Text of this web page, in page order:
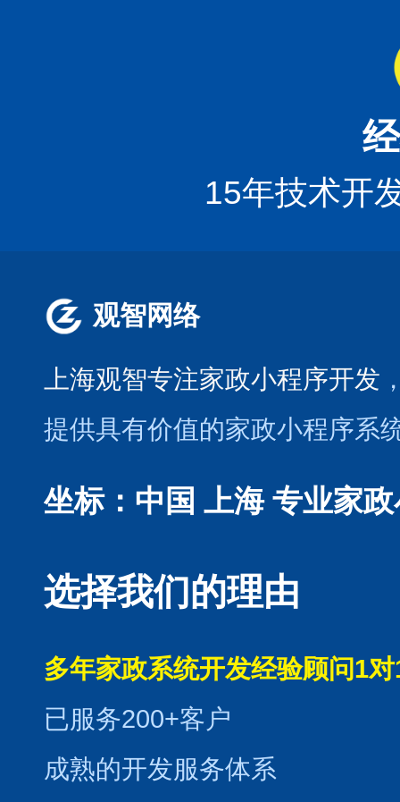
15年技术开
观智网络
上海观智专注家政小程序开发
提供具有价值的家政小程序系
坐标：中国 上海 专业家
选择我们的理由
多年家政系统开发经验顾问1
已服务200+客户
成熟的开发服务体系